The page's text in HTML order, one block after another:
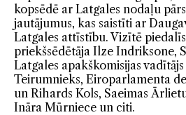
kopsēdē ar Latgales nodaļu
jautājumus, kas saistīti ar
Latgales attīstību. Vizītē
priekšsēdētāja Ilze Indriksone,
Latgales apakškomisijas
Teirumnieks, Eiroparlamenta
un Rihards Kols, Saeimas
Ināra Mūrniece un citi.